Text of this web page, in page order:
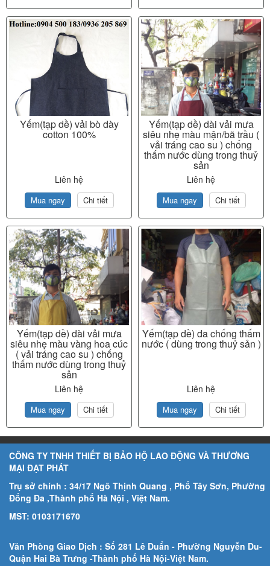
Yếm(tạp dề) vải bò dày
cotton 100%
Liên hệ
Mua ngay Chi tiết
Yếm(tạp dề) dài vải mưa
siêu nhẹ màu mận/bã trầu (
vải tráng cao su ) chống
thấm nước dùng trong thuỷ
sản
Liên hệ
Mua ngay Chi tiết
Yếm(tạp dề) dài vải mưa
siêu nhẹ màu vàng hoa cúc
( vải tráng cao su ) chống
thấm nước dùng trong thuỷ
sản
Liên hệ
Mua ngay Chi tiết
Yếm(tạp dề) da chống thấm
nước ( dùng trong thuỷ sản )
Liên hệ
Mua ngay Chi tiết
CÔNG TY TNHH THIẾT BỊ BẢO HỘ LAO ĐỘNG VÀ THƯƠNG
MẠI ĐẠT PHÁT
Trụ sở chính : 34/17 Ngõ Thịnh Quang , Phố Tây Sơn, Phường
Đống Đa ,Thành phố Hà Nội , Việt Nam.
MST: 0103171670
Văn Phòng Giao Dịch : Số 281 Lê Duẩn - Phường Nguyễn Du-
Quận Hai Bà Trưng -Thành phố Hà Nội-Việt Nam.